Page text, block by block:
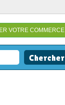
VOTRE COMMERCE